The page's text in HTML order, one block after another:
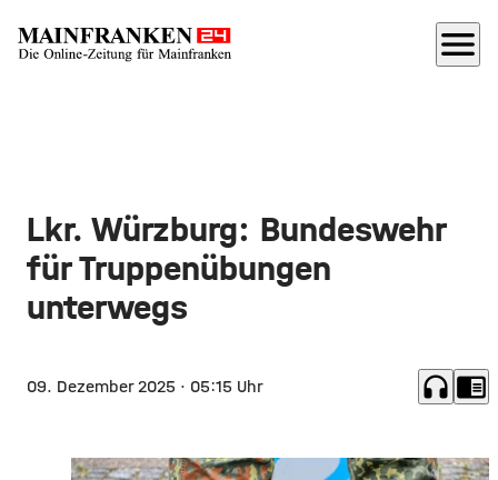
menu
Lkr. Würzburg: Bundeswehr
für Truppenübungen
unterwegs
09. Dezember 2025 · 05:15 Uhr headphones chrome_reader_mode